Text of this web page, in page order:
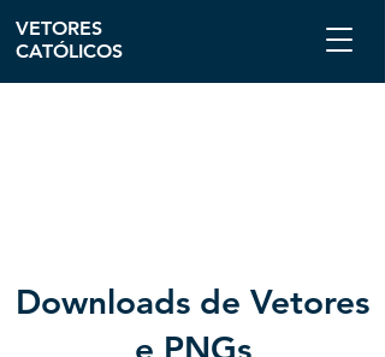
Downloads de Vetores
e PNGs
VETORES
CATÓLICOS